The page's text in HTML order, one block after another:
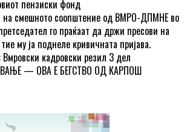
пензиски фонд
на смешното соопштение од ВМРО-ДПМНЕ во
го праќаат да држи пресови на
му ја поднеле кривичната пријава.
кадровски резил 3 дел
— ОВА Е БЕГСТВО ОД КАРПОШ